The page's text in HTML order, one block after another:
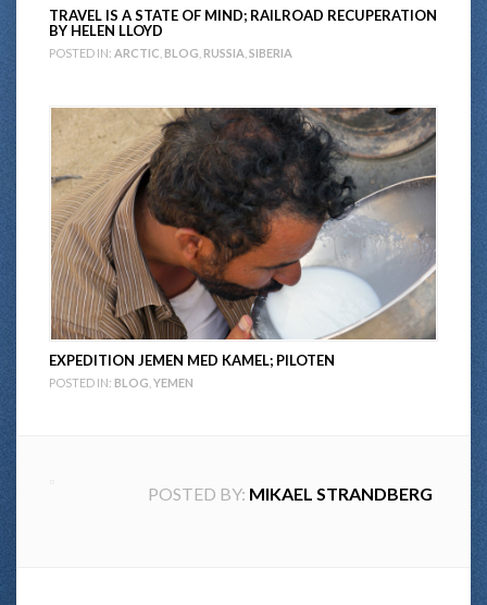
TRAVEL IS A STATE OF MIND; RAILROAD RECUPERATION
BY HELEN LLOYD
POSTED IN: ARCTIC BLOG RUSSIA SIBERIA
EXPEDITION JEMEN MED KAMEL; PILOTEN
POSTED IN: BLOG YEMEN
POSTED BY: MIKAEL STRANDBERG